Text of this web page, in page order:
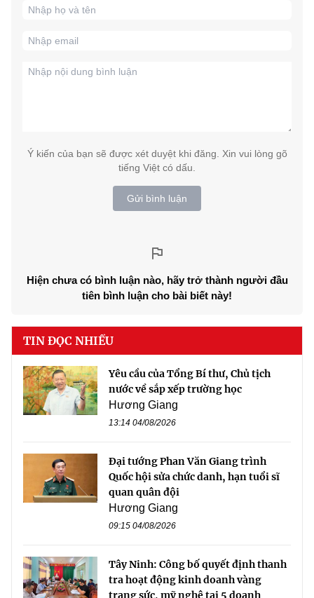
Ý kiến của bạn sẽ được xét duyệt khi đăng. Xin vui lòng gõ
tiếng Việt có dấu.
Gửi bình luận
Hiện chưa có bình luận nào, hãy trở thành người đầu
tiên bình luận cho bài biết này!
TIN ĐỌC NHIỀU
Yêu cầu của Tổng Bí thư, Chủ tịch
nước về sắp xếp trường học
Hương Giang
13:14 04/08/2026
Đại tướng Phan Văn Giang trình
Quốc hội sửa chức danh, hạn tuổi sĩ
quan quân đội
Hương Giang
09:15 04/08/2026
Tây Ninh: Công bố quyết định thanh
tra hoạt động kinh doanh vàng
trang sức, mỹ nghệ tại 5 doanh